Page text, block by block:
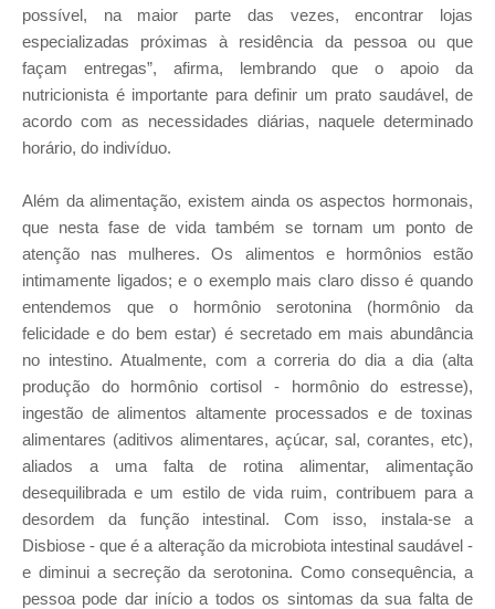
possível, na maior parte das vezes, encontrar lojas
especializadas próximas à residência da pessoa ou que
façam entregas”, afirma, lembrando que o apoio da
nutricionista é importante para definir um prato saudável, de
acordo com as necessidades diárias, naquele determinado
horário, do indivíduo.
Além da alimentação, existem ainda os aspectos hormonais,
que nesta fase de vida também se tornam um ponto de
atenção nas mulheres. Os alimentos e hormônios estão
intimamente ligados; e o exemplo mais claro disso é quando
entendemos que o hormônio serotonina (hormônio da
felicidade e do bem estar) é secretado em mais abundância
no intestino. Atualmente, com a correria do dia a dia (alta
produção do hormônio cortisol - hormônio do estresse),
ingestão de alimentos altamente processados e de toxinas
alimentares (aditivos alimentares, açúcar, sal, corantes, etc),
aliados a uma falta de rotina alimentar, alimentação
desequilibrada e um estilo de vida ruim, contribuem para a
desordem da função intestinal. Com isso, instala-se a
Disbiose - que é a alteração da microbiota intestinal saudável -
e diminui a secreção da serotonina. Como consequência, a
pessoa pode dar início a todos os sintomas da sua falta de